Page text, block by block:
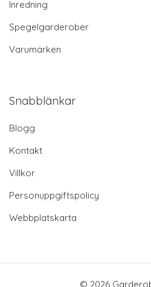
Inredning
Spegelgarderober
Varumärken
Snabblänkar
Blogg
Kontakt
Villkor
Personuppgiftspolicy
Webbplatskarta
© 2026